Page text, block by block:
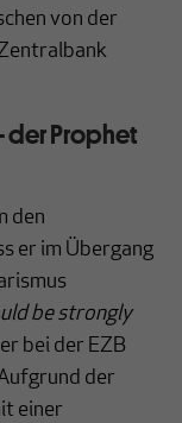
von der
der Prophet
den
er im Übergang
be strongly
bei der EZB
der
einer